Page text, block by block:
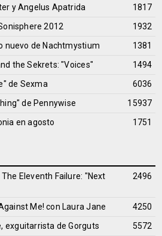
y Angelus Apatrida
1817
2012
1932
nuevo de Nachtmystium
1381
the Sekrets: "Voices"
1494
de Sexma
6036
de Pennywise
15937
en agosto
1751
Eleventh Failure: "Next
2496
Me! con Laura Jane
4250
exguitarrista de Gorguts
5572